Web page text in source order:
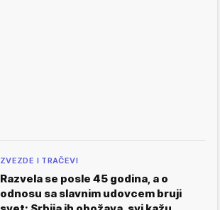
ZVEZDE I TRAČEVI
Razvela se posle 45 godina, a o
odnosu sa slavnim udovcem bruji